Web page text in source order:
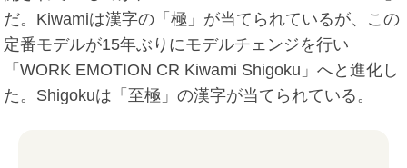
だ。Kiwamiは漢字の「極」が当てられているが、この
定番モデルが15年ぶりにモデルチェンジを行い
「WORK EMOTION CR Kiwami Shigoku」へと進化し
た。Shigokuは「至極」の漢字が当てられている。